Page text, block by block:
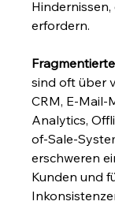
erfordern.
sind oft über
CRM, E-Mail-
Analytics,
of-Sale-
erschweren
Kunden und